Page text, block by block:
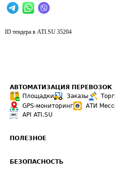
ID тендера в ATI.SU 35204
АВТОМАТИЗАЦИЯ ПЕРЕВОЗОК
Площадки
Заказы
GPS-мониторинг
АТИ
API ATI.SU
ПОЛЕЗНОЕ
БЕЗОПАСНОСТЬ